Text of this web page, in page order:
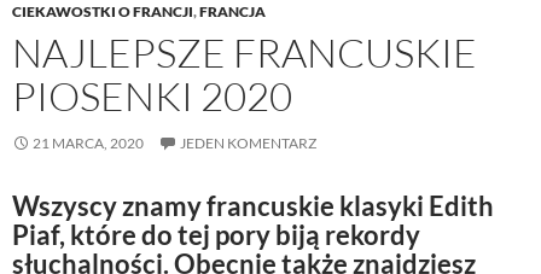
CIEKAWOSTKI O FRANCJI,FRANCJA
NAJLEPSZE FRANCUSKIE
PIOSENKI 2020
21 MARCA, 2020 JEDEN KOMENTARZ
Wszyscy znamy francuskie klasyki Edith
Piaf, które do tej pory biją rekordy
słuchalności. Obecnie także znajdziesz